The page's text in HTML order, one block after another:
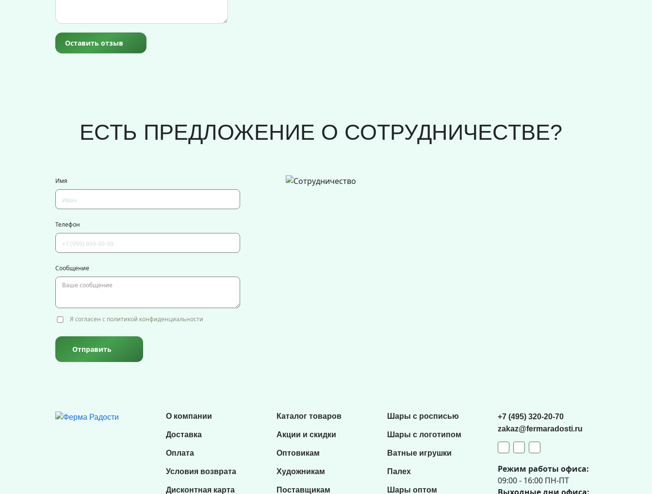
Оставить отзыв
ЕСТЬ ПРЕДЛОЖЕНИЕ О СОТРУДНИЧЕСТВЕ?
Имя
Телефон
Сообщение
Я согласен с политикой конфиденциальности
Отправить
О компании
Доставка
Оплата
Условия возврата
Дисконтная карта
Каталог товаров
Акции и скидки
Оптовикам
Художникам
Поставщикам
Шары с росписью
Шары с логотипом
Ватные игрушки
Палех
Шары оптом
+7 (495) 320-20-70
zakaz@fermaradosti.ru
Режим работы офиса:
09:00 - 16:00 ПН-ПТ